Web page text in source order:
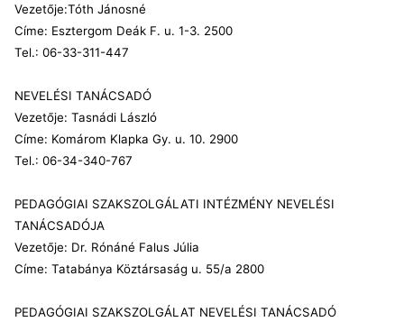
Vezetője:Tóth Jánosné
Címe: Esztergom Deák F. u. 1-3. 2500
Tel.: 06-33-311-447
NEVELÉSI TANÁCSADÓ
Vezetője: Tasnádi László
Címe: Komárom Klapka Gy. u. 10. 2900
Tel.: 06-34-340-767
PEDAGÓGIAI SZAKSZOLGÁLATI INTÉZMÉNY NEVELÉSI
TANÁCSADÓJA
Vezetője: Dr. Rónáné Falus Júlia
Címe: Tatabánya Köztársaság u. 55/a 2800
PEDAGÓGIAI SZAKSZOLGÁLAT NEVELÉSI TANÁCSADÓ